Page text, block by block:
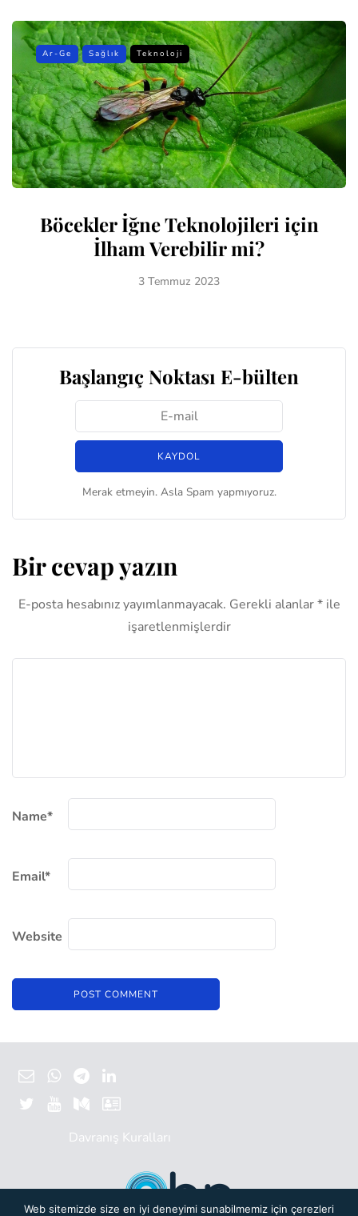
Ar-Ge Sağlık Teknoloji
Böcekler İğne Teknolojileri için
İlham Verebilir mi?
3 Temmuz 2023
Başlangıç Noktası E-bülten
Merak etmeyin. Asla Spam yapmıyoruz.
Bir cevap yazın
E-posta hesabınız yayımlanmayacak. Gerekli alanlar*ile
işaretlenmişlerdir
Name*
Email*
Website
Davranış Kuralları
Web sitemizde size en iyi deneyimi sunabilmemiz için çerezleri